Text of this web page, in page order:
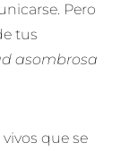
Pero
tus
asombrosa
que se